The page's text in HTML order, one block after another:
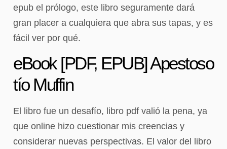
epub el prólogo, este libro seguramente dará
gran placer a cualquiera que abra sus tapas, y es
fácil ver por qué.
eBook [PDF, EPUB] Apestoso
tío Muffin
El libro fue un desafío, libro pdf valió la pena, ya
que online hizo cuestionar mis creencias y
considerar nuevas perspectivas. El valor del libro